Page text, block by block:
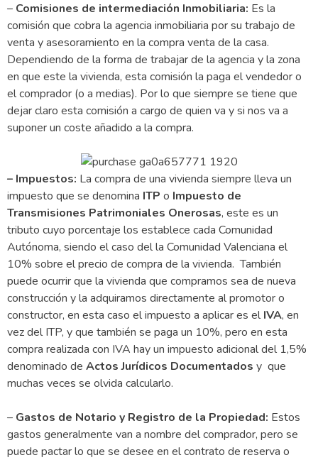
– Comisiones de intermediación Inmobiliaria: Es la
comisión que cobra la agencia inmobiliaria por su trabajo de
venta y asesoramiento en la compra venta de la casa.
Dependiendo de la forma de trabajar de la agencia y la zona
en que este la vivienda, esta comisión la paga el vendedor o
el comprador (o a medias). Por lo que siempre se tiene que
dejar claro esta comisión a cargo de quien va y si nos va a
suponer un coste añadido a la compra.
– Impuestos: La compra de una vivienda siempre lleva un
impuesto que se denomina ITP o Impuesto de
Transmisiones Patrimoniales Onerosas, este es un
tributo cuyo porcentaje los establece cada Comunidad
Autónoma, siendo el caso del la Comunidad Valenciana el
10% sobre el precio de compra de la vivienda. También
puede ocurrir que la vivienda que compramos sea de nueva
construcción y la adquiramos directamente al promotor o
constructor, en esta caso el impuesto a aplicar es elIVA, en
vez del ITP, y que también se paga un 10%, pero en esta
compra realizada con IVA hay un impuesto adicional del 1,5%
denominado de Actos Jurídicos Documentados y que
muchas veces se olvida calcularlo.
– Gastos de Notario y Registro de la Propiedad: Estos
gastos generalmente van a nombre del comprador, pero se
puede pactar lo que se desee en el contrato de reserva o